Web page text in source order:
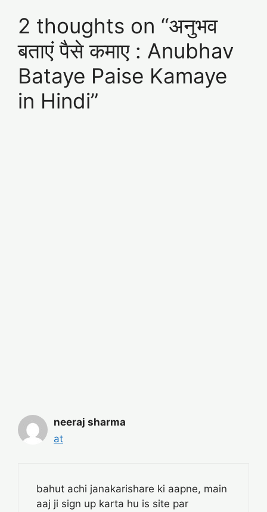
2 thoughts on “अनुभव
बताएं पैसे कमाए : Anubhav
Bataye Paise Kamaye
in Hindi”
neeraj sharma
at
bahut achi janakarishare ki aapne, main
aaj ji sign up karta hu is site par